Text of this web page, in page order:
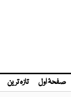
صفحۂ اول تازہ ترین